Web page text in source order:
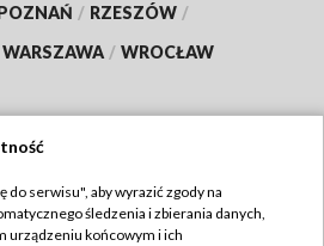
/ RZESZÓW /
WARSZAWA / WROCŁAW
TVP
do serwisu", aby wyrazić zgody na
śledzenia i zbierania danych,
urządzeniu końcowym i ich